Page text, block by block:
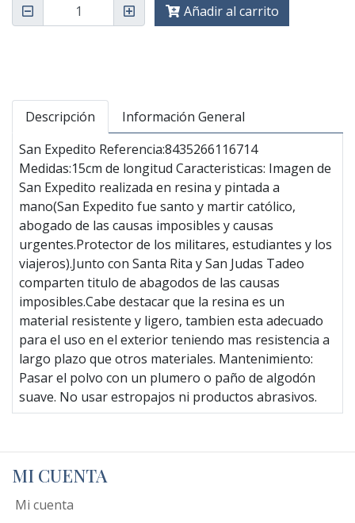
Añadir al carrito
Descripción
Información General
San Expedito Referencia:8435266116714
Medidas:15cm de longitud Caracteristicas: Imagen de
San Expedito realizada en resina y pintada a
mano(San Expedito fue santo y martir católico,
abogado de las causas imposibles y causas
urgentes.Protector de los militares, estudiantes y los
viajeros).Junto con Santa Rita y San Judas Tadeo
comparten titulo de abagodos de las causas
imposibles.Cabe destacar que la resina es un
material resistente y ligero, tambien esta adecuado
para el uso en el exterior teniendo mas resistencia a
largo plazo que otros materiales. Mantenimiento:
Pasar el polvo con un plumero o paño de algodón
suave. No usar estropajos ni productos abrasivos.
MI CUENTA
Mi cuenta